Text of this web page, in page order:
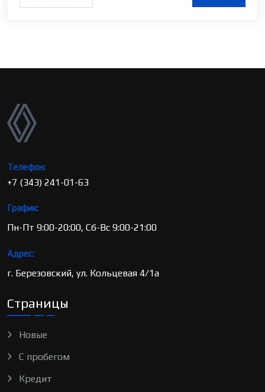
Телефон:
+7 (343) 241-01-63
График:
Пн-Пт 9:00-20:00, Сб-Вс 9:00-21:00
Адрес:
г. Березовский, ул. Кольцевая 4/1а
Страницы
Новые
С пробегом
Кредит